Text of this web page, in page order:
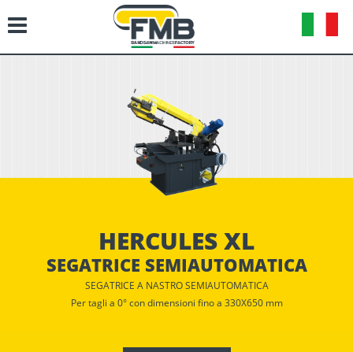
HERCULES XL
SEGATRICE SEMIAUTOMATICA
SEGATRICE A NASTRO SEMIAUTOMATICA
Per tagli a 0° con dimensioni fino a 330X650 mm